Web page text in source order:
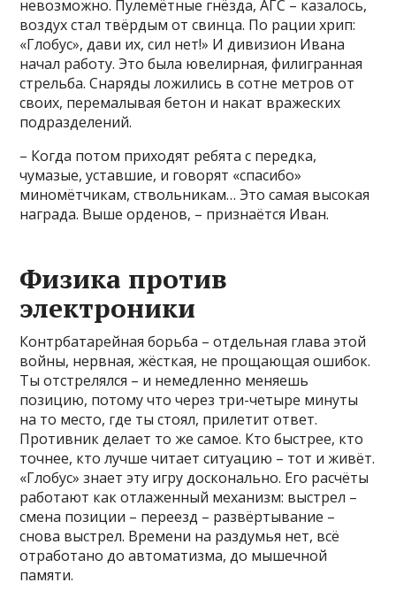
невозможно. Пулемётные гнёзда, АГС – казалось,
воздух стал твёрдым от свинца. По рации хрип:
«Глобус», дави их, сил нет!» И дивизион Ивана
начал работу. Это была ювелирная, филигранная
стрельба. Снаряды ложились в сотне метров от
своих, перемалывая бетон и накат вражеских
подразделений.
– Когда потом приходят ребята с передка,
чумазые, уставшие, и говорят «спасибо»
миномётчикам, ствольникам… Это самая высокая
награда. Выше орденов, – признаётся Иван.
Физика против
электроники
Контрбатарейная борьба – отдельная глава этой
войны, нервная, жёсткая, не прощающая ошибок.
Ты отстрелялся – и немедленно меняешь
позицию, потому что через три-четыре минуты
на то место, где ты стоял, прилетит ответ.
Противник делает то же самое. Кто быстрее, кто
точнее, кто лучше читает ситуацию – тот и живёт.
«Глобус» знает эту игру досконально. Его расчёты
работают как отлаженный механизм: выстрел –
смена позиции – переезд – развёртывание –
снова выстрел. Времени на раздумья нет, всё
отработано до автоматизма, до мышечной
памяти.